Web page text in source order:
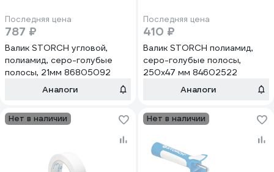
Последняя цена
787 ₽
Валик STORCH угловой,
полиамид, серо-голубые
полосы, 21мм 86805092
Аналоги
Последняя цена
410 ₽
Валик STORCH полиамид,
серо-голубые полосы,
250х47 мм 84602522
Аналоги
Нет в наличии Нет в наличии